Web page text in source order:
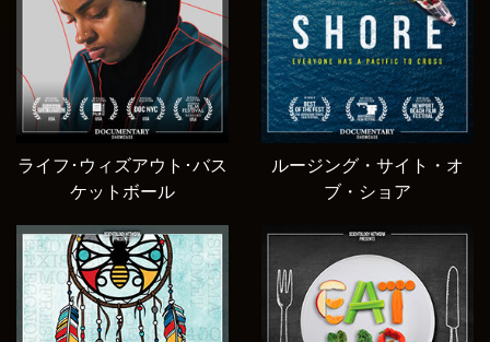
ライフ･ウィズアウト･バス
ケットボール
ルージング・サイト・オ
ブ・ショア